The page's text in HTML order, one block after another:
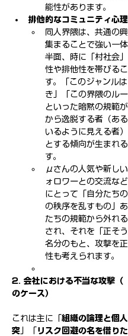
能性があります。
排他的なコミュニティ心理
同人界隈は、共通の
集まることで強い一
半面、時に「村社会
性や排他性を帯びる
す。「このジャンル
き」「この界隈のルー
といった暗黙の規範
から逸脱する者（あ
いるように見える者
とする傾向が生まれ
す。
μさんの人気や新し
ォロワーとの交流な
にとって「自分たち
の秩序を乱すもの」
たちの規範から外れ
され、それを「正そ
名分のもと、攻撃を
性も考えられます。
2. 会社における不当
のケース）
これは主に「 組織の論理と個
突
リスク回避の名を借り